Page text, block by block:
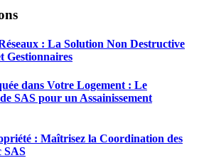
: La Solution Non Destructive
Gestionnaires
dans Votre Logement : Le
SAS pour un Assainissement
: Maîtrisez la Coordination des
SAS